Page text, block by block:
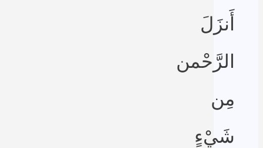
أَنزَلَ
الرَّحْمن
مِن
شَيْءٍ